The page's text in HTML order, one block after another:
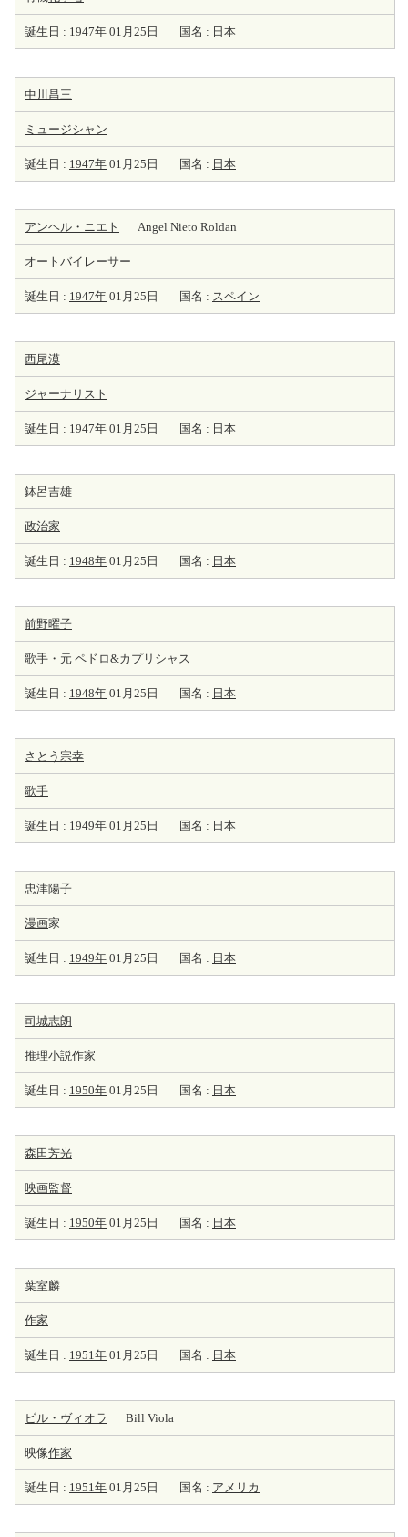
誕生日 : 1947年 01月25日 国名 : 日本
中川昌三
ミュージシャン
誕生日 : 1947年 01月25日 国名 : 日本
アンヘル・ニエト Angel Nieto Roldan
オートバイレーサー
誕生日 : 1947年 01月25日 国名 : スペイン
西尾漠
ジャーナリスト
誕生日 : 1947年 01月25日 国名 : 日本
鉢呂吉雄
政治家
誕生日 : 1948年 01月25日 国名 : 日本
前野曜子
歌手 ・元 ペドロ&カプリシャス
誕生日 : 1948年 01月25日 国名 : 日本
さとう宗幸
歌手
誕生日 : 1949年 01月25日 国名 : 日本
忠津陽子
漫画家
誕生日 : 1949年 01月25日 国名 : 日本
司城志朗
推理小説作家
誕生日 : 1950年 01月25日 国名 : 日本
森田芳光
映画監督
誕生日 : 1950年 01月25日 国名 : 日本
葉室麟
作家
誕生日 : 1951年 01月25日 国名 : 日本
ビル・ヴィオラ Bill Viola
映像作家
誕生日 : 1951年 01月25日 国名 : アメリカ